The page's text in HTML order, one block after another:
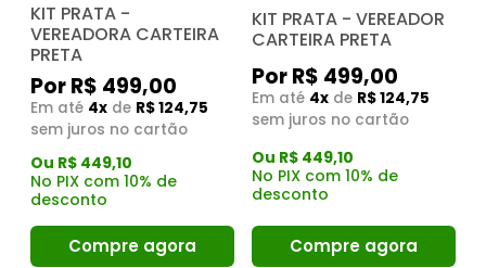
KIT PRATA -
VEREADORA CARTEIRA
PRETA
Por R$ 499,00
Em até 4x de R$ 124,75
sem juros no cartão
Ou R$ 449,10
No PIX com 10% de
desconto
Compre agora
KIT PRATA - VEREADOR
CARTEIRA PRETA
Por R$ 499,00
Em até 4x de R$ 124,75
sem juros no cartão
Ou R$ 449,10
No PIX com 10% de
desconto
Compre agora